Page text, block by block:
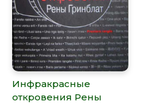
Инфракрасные
откровения Рены